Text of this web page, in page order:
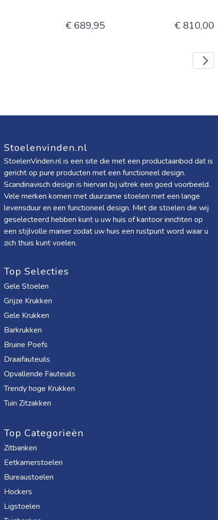
€ 689,95 € 810,00
Stoelenvinden.nl
StoelenVinden.nl is een site die met een productaanbod dat is
gericht op pure producten met een functioneel design.
Scandinavisch design is hiervan bij uitrek een goed voorbeeld.
Vele merken komen met duurzame stoelen met een lange
levensduur en een functioneel design. Met de stoelen die wij
geselecteerd hebben kunt u uw huis of kantoor inrichten op
een stijlvolle manier zodat uw huis een rustpunt word waar u
zich thuis kunt voelen.
Top Selecties
Gele Stoelen
Grijze Krukken
Gele Krukken
Barkrukken
Bruine Poefs
Draaifauteuils
Opvallende Fauteuils
Trendy hoge Krukken
Tuin Zitzakken
Top Categorieën
Zitbanken
Eetkamerstoelen
Bureaustoelen
Hockers
Ligstoelen